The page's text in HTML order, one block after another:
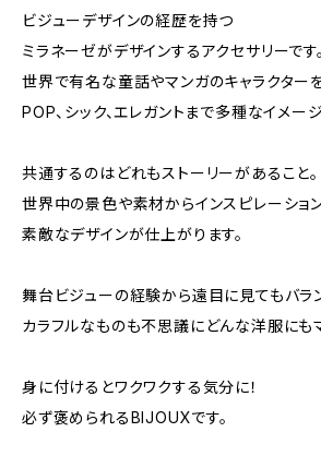
ビジューデザインの経歴を持つ
ミラネーゼがデザインするアクセサリーです。
世界で有名な童話やマンガのキャラクター
POP、シック、エレガントまで多種なイメー
共通するのはどれもストーリーがあること。
世界中の景色や素材からインスピレーショ
素敵なデザインが仕上がります。
舞台ビジューの経験から遠目に見てもバラ
カラフルなものも不思議にどんな洋服にもマ
身に付けるとワクワクする気分に！
必ず褒められるBIJOUXです。